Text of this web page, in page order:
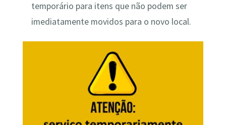
temporário para itens que não podem ser
imediatamente movidos para o novo local.